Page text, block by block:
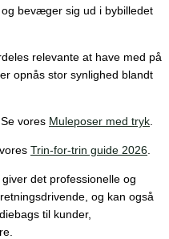
bevæger sig ud i bybilledet
relevante at have med på
opnås stor synlighed blandt
vores Muleposer med tryk
Trin-for-trin guide 2026
det professionelle og
og kan også
til kunder,